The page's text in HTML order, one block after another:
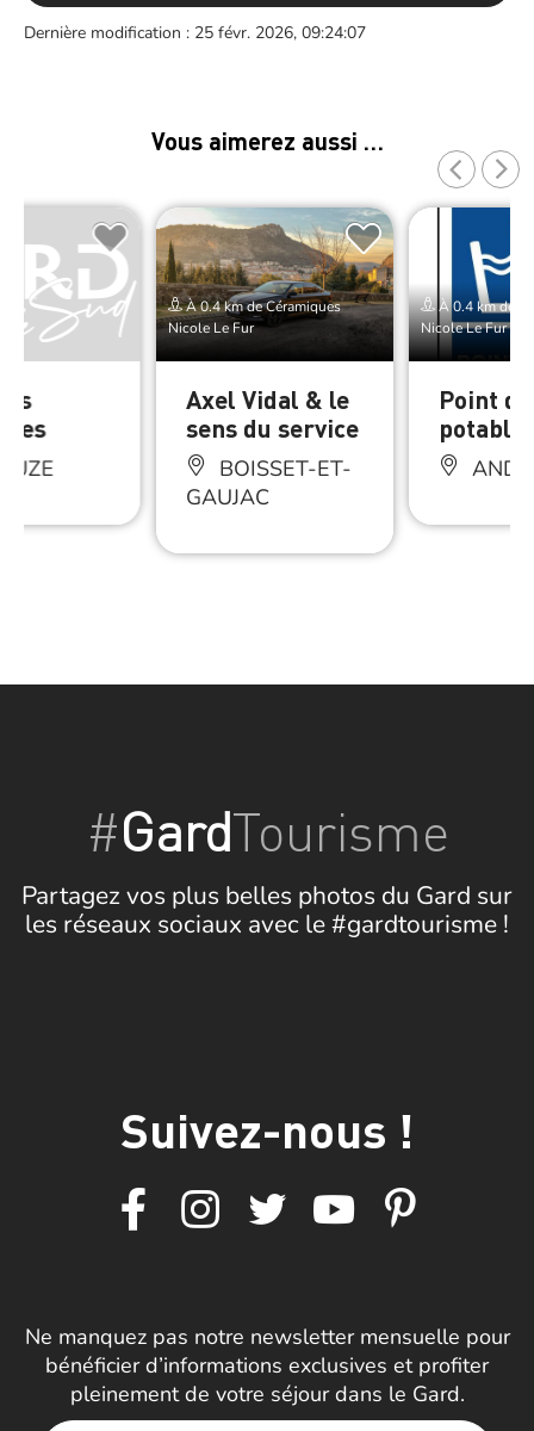
Dernière modification : 25 févr. 2026, 09:24:07
Vous aimerez aussi …
À 0.4 km de Céramiques
Nicole Le Fur
Axel Vidal & le
sens du service
BOISSET-ET-
GAUJAC
À 0.4 km de
Nicole Le Fur
Point
potable
#GardTourisme
Partagez vos plus belles photos du Gard sur
les réseaux sociaux avec le #gardtourisme !
Suivez-nous !
Ne manquez pas notre newsletter mensuelle pour
bénéficier d’informations exclusives et profiter
pleinement de votre séjour dans le Gard.